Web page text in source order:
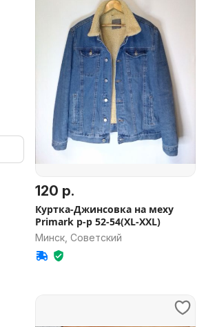
120 р.
Куртка-Джинсовка на меху
Primark р-р 52-54(XL-XXL)
Минск, Советский